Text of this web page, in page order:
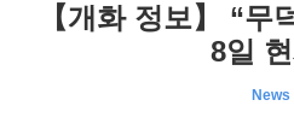
【개화 정보】 “무
8일
News